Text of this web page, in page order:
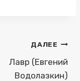
ДАЛЕЕ
Лавр (Евгений
Водолазкин)